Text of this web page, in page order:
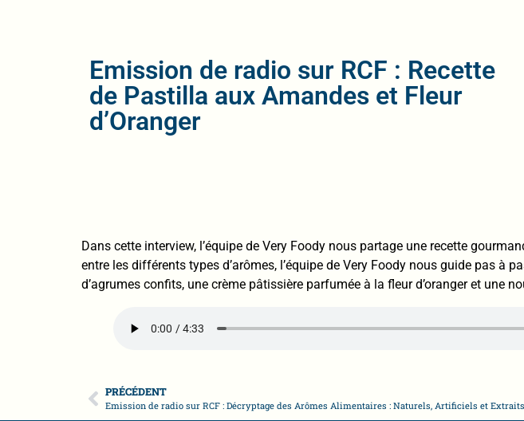
Emission de radio sur RCF : Recette
de Pastilla aux Amandes et Fleur
d’Oranger
Dans cette interview, l’équipe de Very Foody nous partage une recette
entre les différents types d’arômes, l’équipe de Very Foody nous guide pas
d’agrumes confits, une crème pâtissière parfumée à la fleur d’oranger et une
PRÉCÉDENT
Emission de radio sur RCF : Décryptage des Arômes Alimentaires : Naturels, Artificiels et Extraits